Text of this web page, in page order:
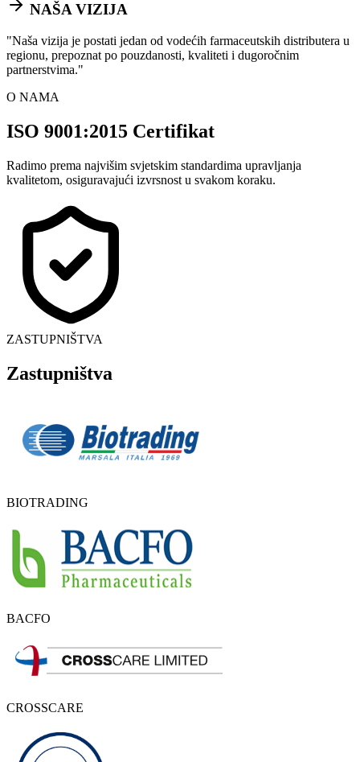
NAŠA VIZIJA
"Naša vizija je postati jedan od vodećih farmaceutskih distributera u
regionu, prepoznat po pouzdanosti, kvaliteti i dugoročnim
partnerstvima."
O NAMA
ISO 9001:2015 Certifikat
Radimo prema najvišim svjetskim standardima upravljanja
kvalitetom, osiguravajući izvrsnost u svakom koraku.
ZASTUPNIŠTVA
Zastupništva
BIOTRADING
BACFO
CROSSCARE